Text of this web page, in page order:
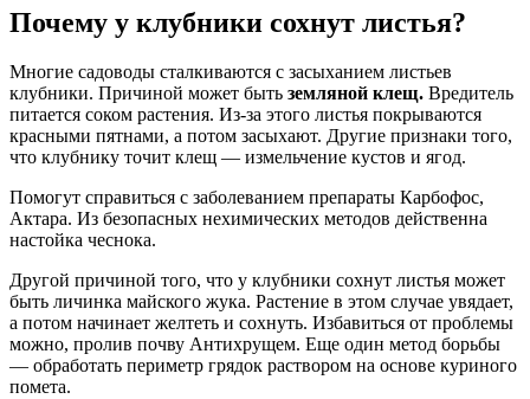
Почему у клубники сохнут листья?
Многие садоводы сталкиваются с засыханием листьев
клубники. Причиной может быть земляной клещ. Вредитель
питается соком растения. Из-за этого листья покрываются
красными пятнами, а потом засыхают. Другие признаки того,
что клубнику точит клещ — измельчение кустов и ягод.
Помогут справиться с заболеванием препараты Карбофос,
Актара. Из безопасных нехимических методов действенна
настойка чеснока.
Другой причиной того, что у клубники сохнут листья может
быть личинка майского жука. Растение в этом случае увядает,
а потом начинает желтеть и сохнуть. Избавиться от проблемы
можно, пролив почву Антихрущем. Еще один метод борьбы
— обработать периметр грядок раствором на основе куриного
помета.